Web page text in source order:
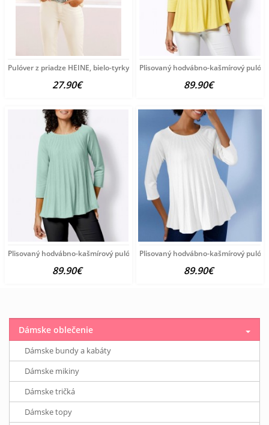
Pulóver z priadze HEINE, bielo-tyrkysový
27.90€
Plisovaný hodvábno-kašmírový
89.90€
Plisovaný hodvábno-kašmírový pulóver vzhľadom Création
89.90€
Plisovaný hodvábno-kašmírový
89.90€
Dámske oblečenie
Dámske bundy a kabáty
Dámske mikiny
Dámske tričká
Dámske topy